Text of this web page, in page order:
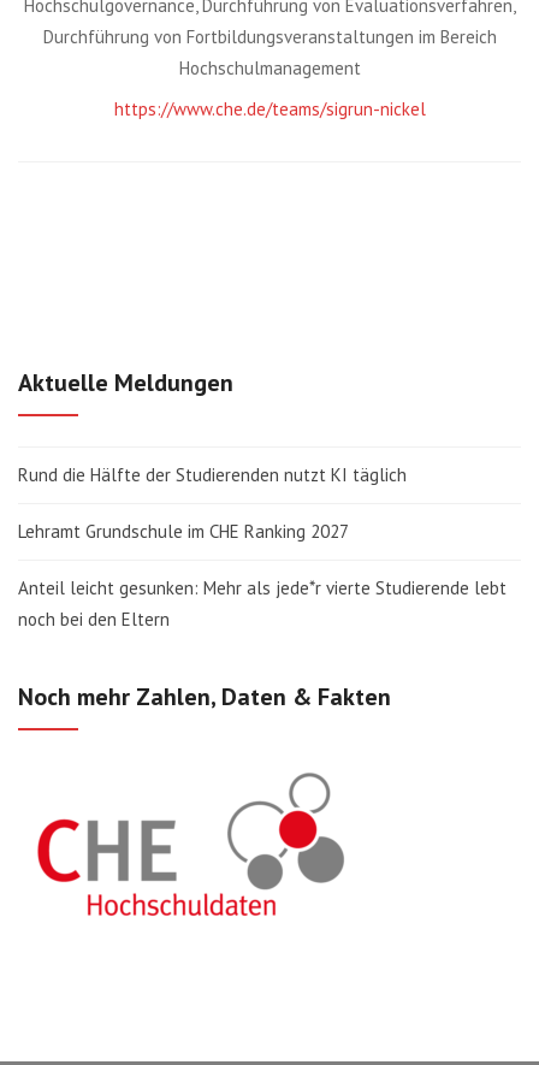
Hochschulgovernance, Durchführung von Evaluationsverfahren,
Durchführung von Fortbildungsveranstaltungen im Bereich
Hochschulmanagement
https://www.che.de/teams/sigrun-nickel
Aktuelle Meldungen
Rund die Hälfte der Studierenden nutzt KI täglich
Lehramt Grundschule im CHE Ranking 2027
Anteil leicht gesunken: Mehr als jede*r vierte Studierende lebt
noch bei den Eltern
Noch mehr Zahlen, Daten & Fakten